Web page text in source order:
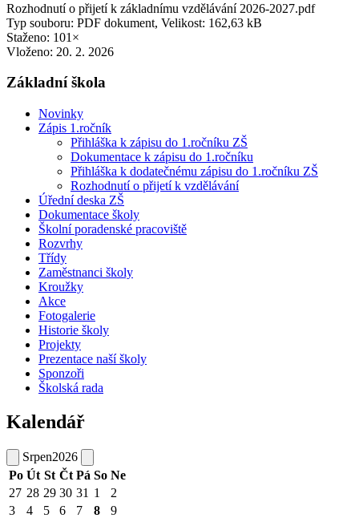
Rozhodnutí o přijetí k základnímu vzdělávání 2026-2027.pdf
Typ souboru: PDF dokument, Velikost: 162,63 kB
Staženo: 101×
Vloženo: 20. 2. 2026
Základní škola
Novinky
Zápis 1.ročník
Přihláška k zápisu do 1.ročníku ZŠ
Dokumentace k zápisu do 1.ročníku
Přihláška k dodatečnému zápisu do 1.ročníku ZŠ
Rozhodnutí o přijetí k vzdělávání
Úřední deska ZŠ
Dokumentace školy
Školní poradenské pracoviště
Rozvrhy
Třídy
Zaměstnanci školy
Kroužky
Akce
Fotogalerie
Historie školy
Projekty
Prezentace naší školy
Sponzoři
Školská rada
Kalendář
Srpen2026
Po Út St Čt Pá So Ne
27 28 29 30 31 1
2
3
4 5 6 7 8
9